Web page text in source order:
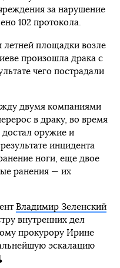
за нарушение
102 протокола.
летней площадки возле
произошла драка с
чего пострадали
двумя компаниями
в драку, во время
достал оружие и
инцидента
ноги, еще двое
ранения — их
Владимир Зеленский
внутренних дел
прокурору Ирине
эскалацию